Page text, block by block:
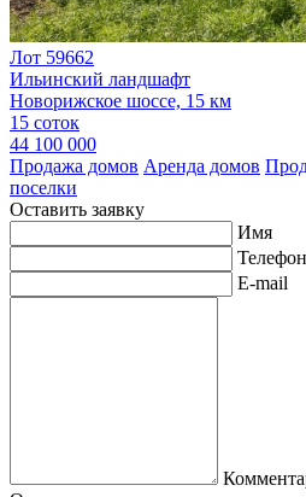
Лот 59662
Ильинский ландшафт
Новорижское шоссе, 15 км
15 соток
44 100 000
Продажа домов Аренда домов
поселки
Оставить заявку
Имя
Телефон
E-mail